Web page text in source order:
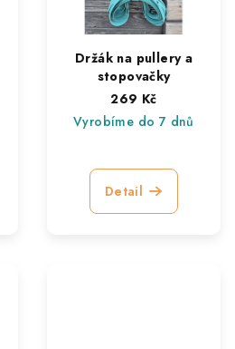
Držák na pullery a
stopovačky
269 Kč
Vyrobíme do 7 dnů
Detail